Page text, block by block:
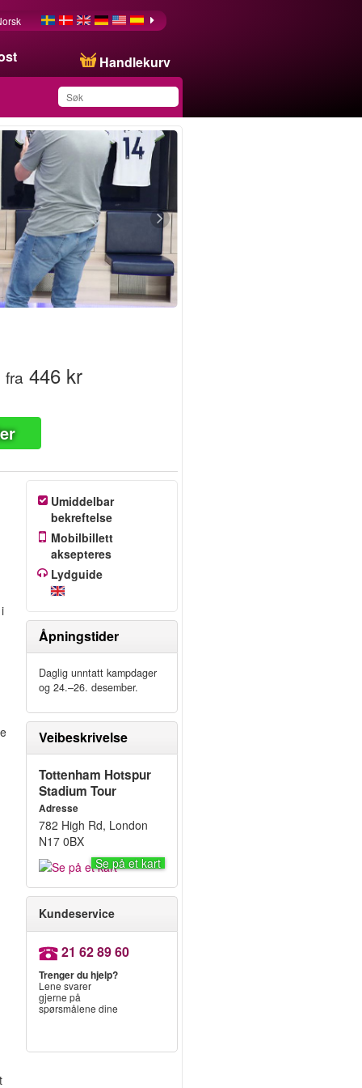
Handlekurv
Du har lagret dette
produktet på listen din
fra 446 kr
Umiddelbar
bekreftelse
Mobilbillett
aksepteres
Lydguide
Åpningstider
Daglig unntatt kampdager
og 24.–26. desember.
Veibeskrivelse
Tottenham Hotspur
Stadium Tour
Adresse
782 High Rd, London
N17 0BX
Se på et kart
Kundeservice
21 62 89 60
Trenger du hjelp?
Lene svarer
gjerne på
spørsmålene dine